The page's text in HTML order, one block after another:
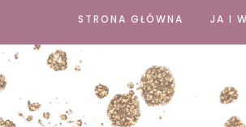
STRONA GŁÓWNA JA I